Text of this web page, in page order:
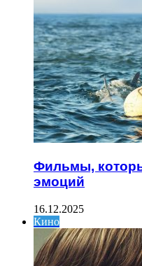
Фильмы,
эмоций
16.12.2025
Кино